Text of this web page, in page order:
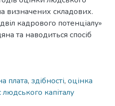
визначених складових.
кадрового потенціалу»
та наводиться спосіб
плата, здібності, оцінка
людського капіталу